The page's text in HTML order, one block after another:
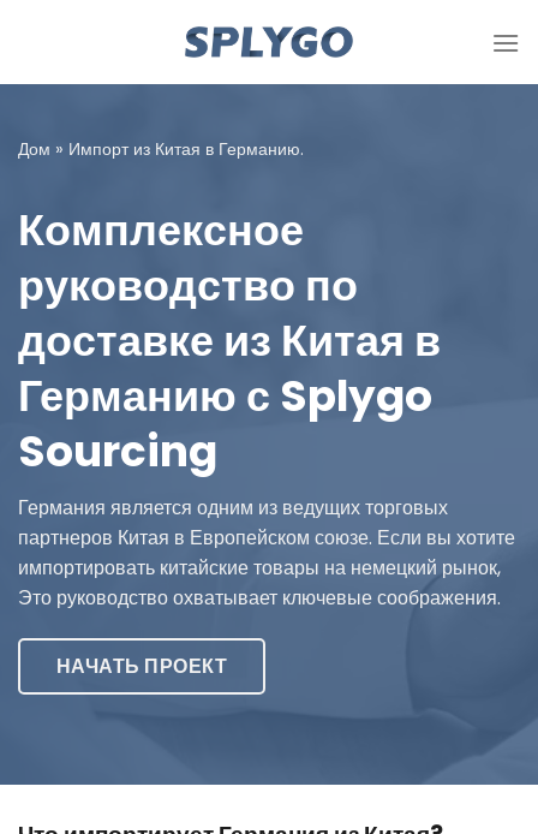
Дом » Импорт из Китая в Германию.
Комплексное
руководство по
доставке из Китая в
Германию с Splygo
Sourcing
Германия является одним из ведущих торговых
партнеров Китая в Европейском союзе. Если вы хотите
импортировать китайские товары на немецкий рынок,
Это руководство охватывает ключевые соображения.
НАЧАТЬ ПРОЕКТ